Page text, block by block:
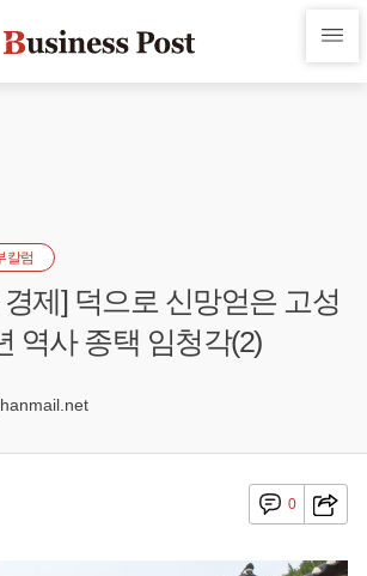
칼럼
제] 덕으로 신망얻은 고성
역사 종택 임청각(2)
0